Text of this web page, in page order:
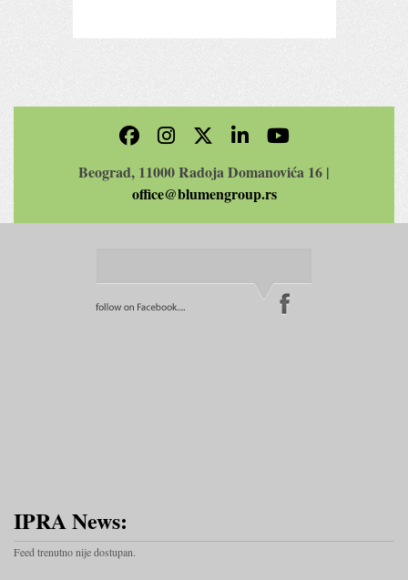
Beograd, 11000 Radoja Domanovića 16 |
office@blumengroup.rs
IPRA News:
Feed trenutno nije dostupan.